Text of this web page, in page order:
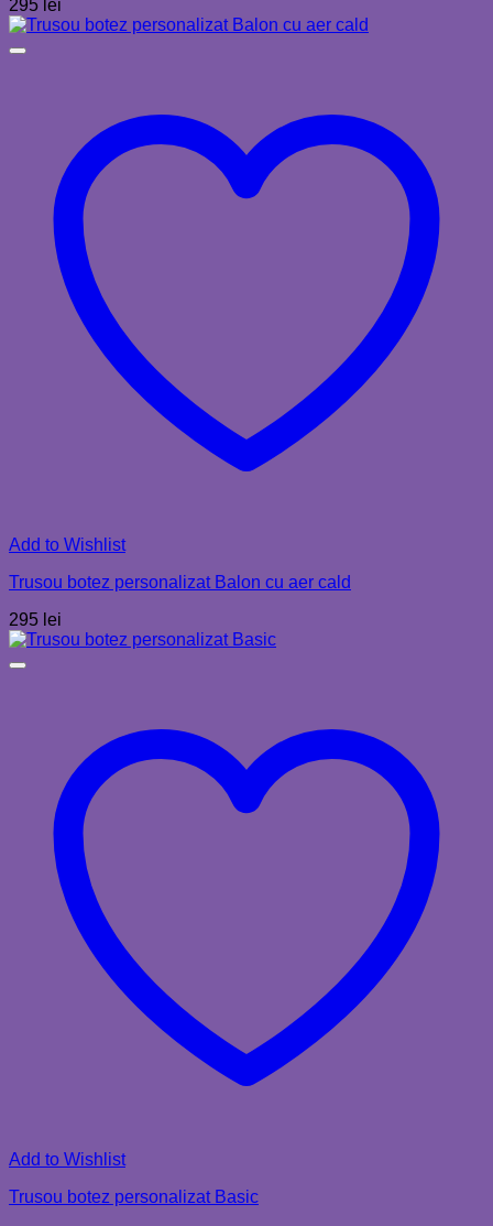
295 lei
Add to Wishlist
Trusou botez personalizat Balon cu aer cald
295 lei
Add to Wishlist
Trusou botez personalizat Basic